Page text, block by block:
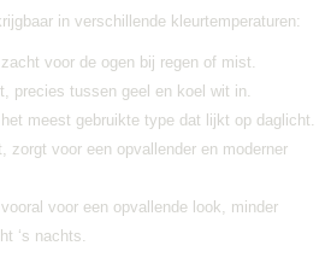
in verschillende kleurtemperaturen:
voor de ogen bij regen of mist.
precies tussen geel en koel wit in.
meest gebruikte type dat lijkt op daglicht.
zorgt voor een opvallender en moderner
voor een opvallende look, minder
‘s nachts.